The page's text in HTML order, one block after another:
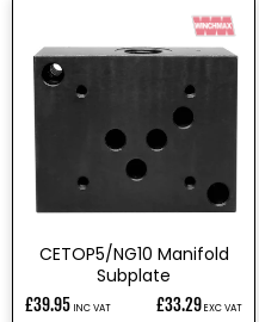
CETOP5/NG10 Manifold
Subplate
Normale
£39.95 INC VAT £33.29 EXC VAT